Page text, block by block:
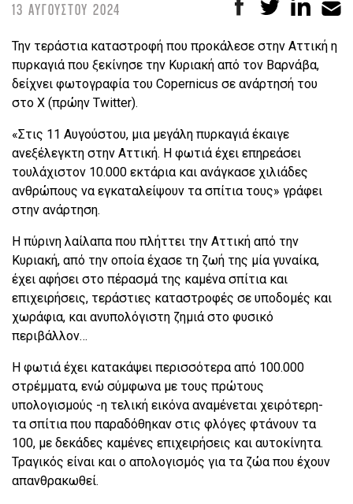
13 ΑΥΓΟΥΣΤΟΥ 2024
Την τεράστια καταστροφή που προκάλεσε στην Αττική η
πυρκαγιά που ξεκίνησε την Κυριακή από τον Βαρνάβα,
δείχνει φωτογραφία του Copernicus σε ανάρτησή του
στο X (πρώην Twitter).
«Στις 11 Αυγούστου, μια μεγάλη πυρκαγιά έκαιγε
ανεξέλεγκτη στην Αττική. Η φωτιά έχει επηρεάσει
τουλάχιστον 10.000 εκτάρια και ανάγκασε χιλιάδες
ανθρώπους να εγκαταλείψουν τα σπίτια τους» γράφει
στην ανάρτηση.
Η πύρινη λαίλαπα που πλήττει την Αττική από την
Κυριακή, από την οποία έχασε τη ζωή της μία γυναίκα,
έχει αφήσει στο πέρασμά της καμένα σπίτια και
επιχειρήσεις, τεράστιες καταστροφές σε υποδομές και
χωράφια, και ανυπολόγιστη ζημιά στο φυσικό
περιβάλλον…
Η φωτιά έχει κατακάψει περισσότερα από 100.000
στρέμματα, ενώ σύμφωνα με τους πρώτους
υπολογισμούς -η τελική εικόνα αναμένεται χειρότερη-
τα σπίτια που παραδόθηκαν στις φλόγες φτάνουν τα
100, με δεκάδες καμένες επιχειρήσεις και αυτοκίνητα.
Τραγικός είναι και ο απολογισμός για τα ζώα που έχουν
απανθρακωθεί.